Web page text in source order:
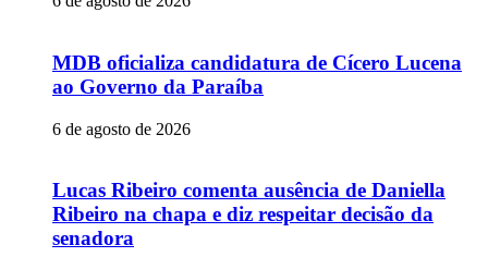
MDB oficializa candidatura de Cícero Lucena
ao Governo da Paraíba
6 de agosto de 2026
Lucas Ribeiro comenta ausência de Daniella
Ribeiro na chapa e diz respeitar decisão da
senadora